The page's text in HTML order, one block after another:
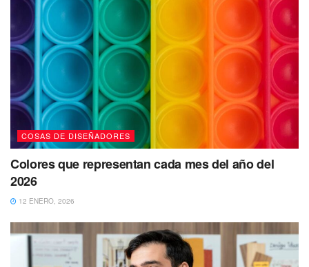
COSAS DE DISEÑADORES
Colores que representan cada mes del año del
2026
12 ENERO, 2026